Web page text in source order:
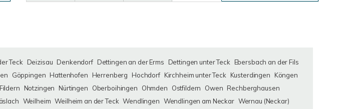
Teck Deizisau Denkendorf Dettingen an der Erms Dettingen unter Teck
Ebersbach an der Fils
Göppingen Hattenhofen Herrenberg Hochdorf Kirchheim unter Teck Kusterdingen
Köngen
Notzingen Nürtingen Oberboihingen Ohmden Ostfildern Owen Rechberghausen
Weilheim Weilheim an der Teck Wendlingen Wendlingen am Neckar Wernau (Neckar)